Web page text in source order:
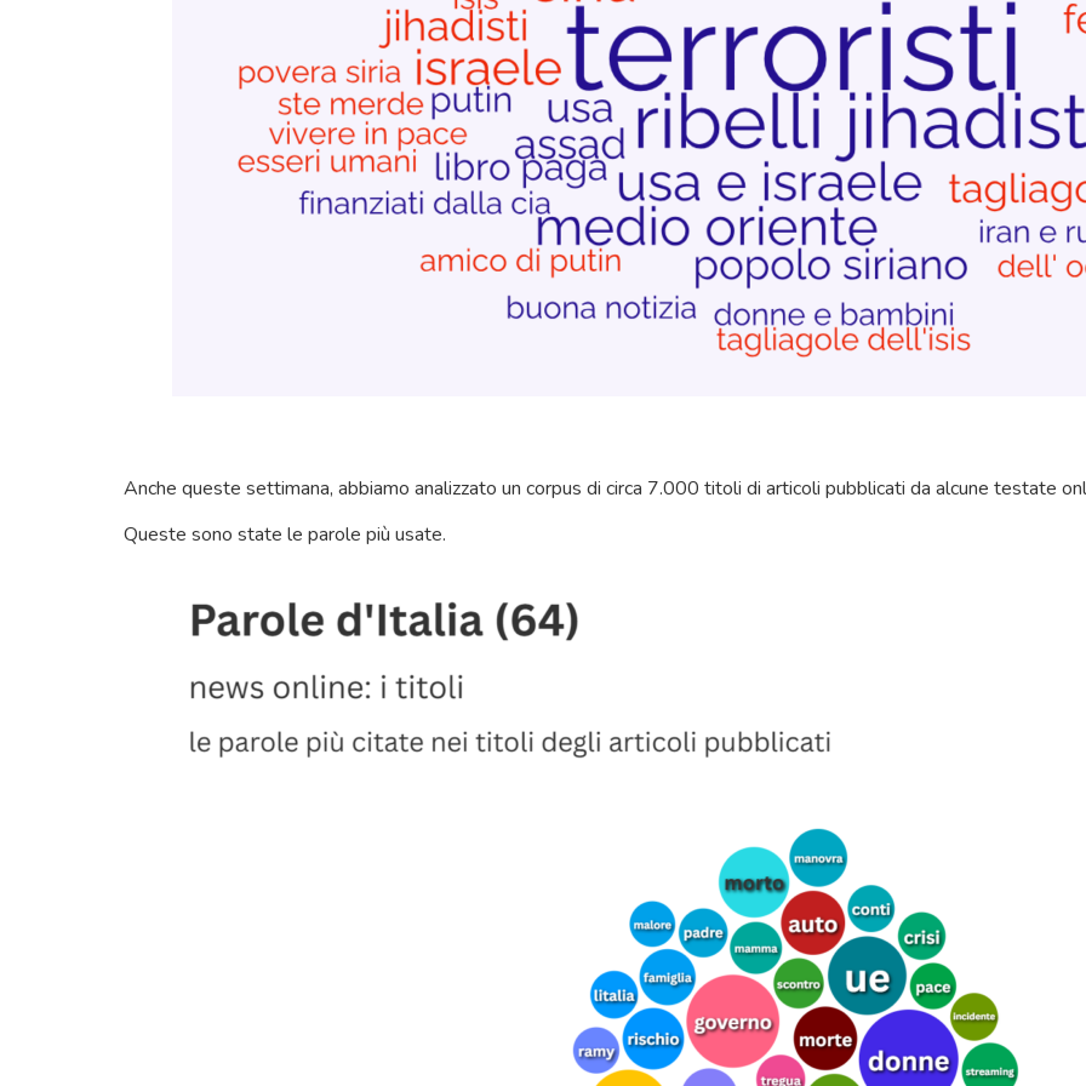
Anche queste settimana, abbiamo analizzato un corpus di circa 7.000 titoli di articoli pubblicati da alcune testate
Queste sono state le parole più usate.